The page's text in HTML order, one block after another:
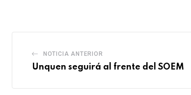
NOTICIA ANTERIOR
Unquen seguirá al frente del SOEM